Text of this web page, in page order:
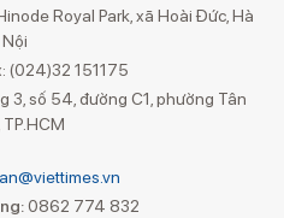
Royal Park, xã Hoài Đức, Hà
Nội
(024)32 151175
3, số 54, đường C1, phường Tân
TP.HCM
0862 774 832